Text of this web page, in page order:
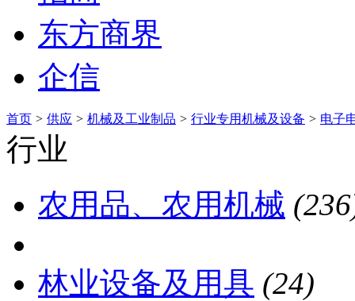
东方商界
企信
首页 > 供应 > 机械及工业制品 > 行业专用机械及设备 > 电子
行业
农用品、农用机械
林业设备及用具 (24)